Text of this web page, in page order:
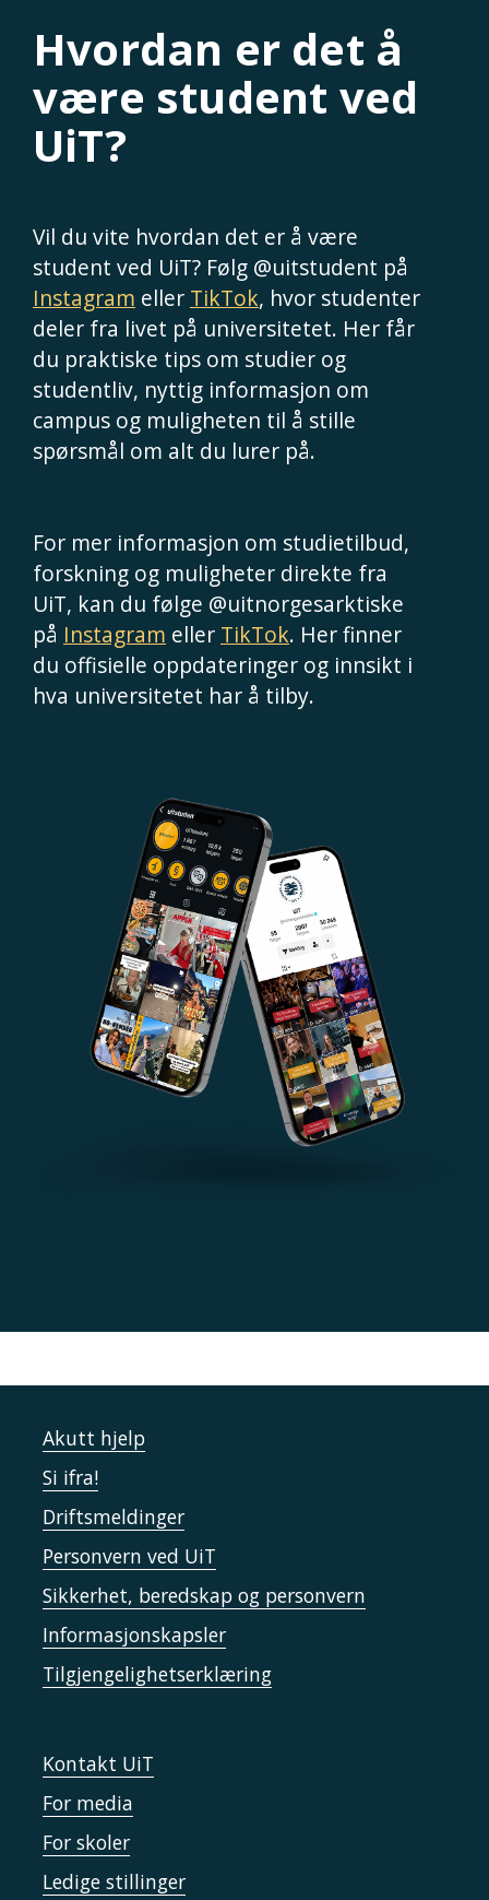
Hvordan er det å
være student ved
UiT?
Vil du vite hvordan det er å være
student ved UiT? Følg @uitstudent på
Instagram eller TikTok, hvor studenter
deler fra livet på universitetet. Her får
du praktiske tips om studier og
studentliv, nyttig informasjon om
campus og muligheten til å stille
spørsmål om alt du lurer på.
For mer informasjon om studietilbud,
forskning og muligheter direkte fra
UiT, kan du følge @uitnorgesarktiske
på Instagram eller TikTok. Her finner
du offisielle oppdateringer og innsikt i
hva universitetet har å tilby.
Akutt hjelp
Si ifra!
Driftsmeldinger
Personvern ved UiT
Sikkerhet, beredskap og personvern
Informasjonskapsler
Tilgjengelighetserklæring
Kontakt UiT
For media
For skoler
Ledige stillinger